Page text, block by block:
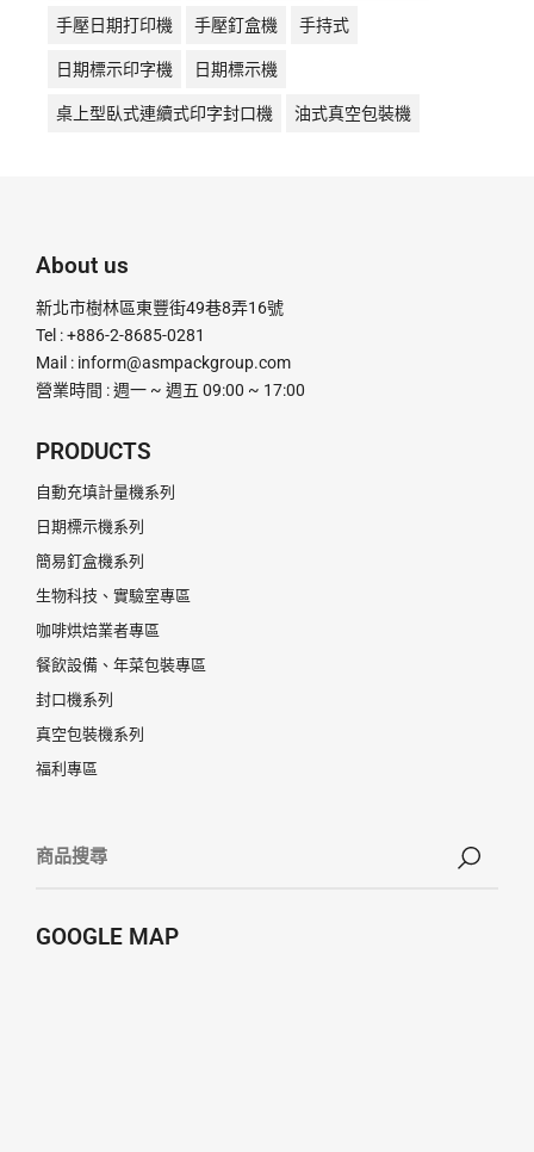
手壓日期打印機 手壓釘盒機 手持式
日期標示印字機 日期標示機
桌上型臥式連續式印字封口機 油式真空包裝機
計量分裝機 超音波釘盒機
連續式封口機 釘盒機
About us
新北市樹林區東豐街49巷8弄16號
Tel : +886-2-8685-0281
Mail : inform@asmpackgroup.com
營業時間 : 週一 ~ 週五 09:00 ~ 17:00
PRODUCTS
自動充填計量機系列
日期標示機系列
簡易釘盒機系列
生物科技、實驗室專區
咖啡烘焙業者專區
餐飲設備、年菜包裝專區
封口機系列
真空包裝機系列
福利專區
GOOGLE MAP